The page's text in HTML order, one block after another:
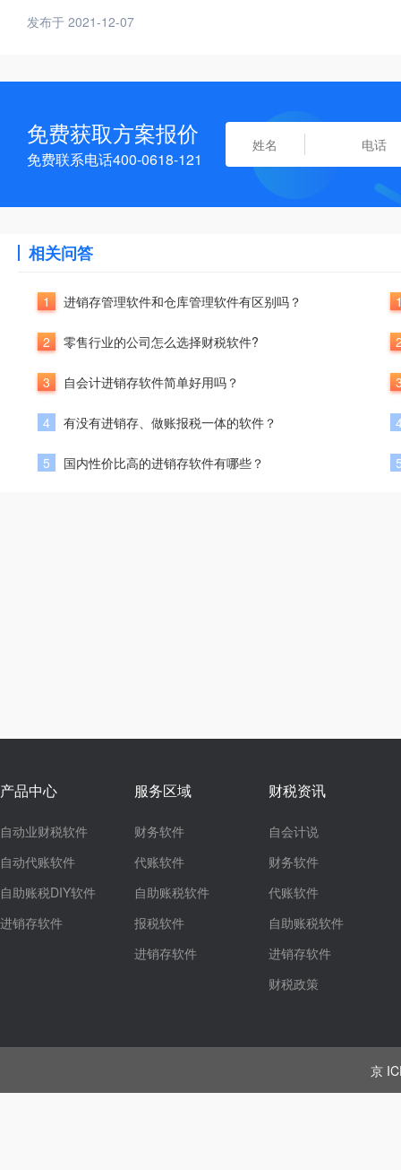
发布于 2021-12-07
免费获取方案报价
免费联系电话400-0618-121
相关问答
1 进销存管理软件和仓库管理软件有区别吗？
2 零售行业的公司怎么选择财税软件?
3 自会计进销存软件简单好用吗？
4 有没有进销存、做账报税一体的软件？
5 国内性价比高的进销存软件有哪些？
产品中心
自动业财税软件
自动代账软件
自助账税DIY软件
进销存软件
服务区域
财务软件
代账软件
自助账税软件
报税软件
进销存软件
财税资讯
自会计说
财务软件
代账软件
自助账税软件
进销存软件
财税政策
京